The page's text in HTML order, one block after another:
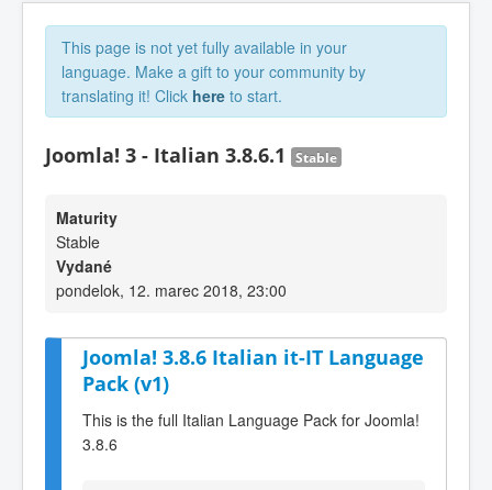
This page is not yet fully available in your
language. Make a gift to your community by
translating it! Click here to start.
Joomla! 3 - Italian 3.8.6.1 Stable
Maturity
Stable
Vydané
pondelok, 12. marec 2018, 23:00
Joomla! 3.8.6 Italian it-IT Language
Pack (v1)
This is the full Italian Language Pack for Joomla!
3.8.6